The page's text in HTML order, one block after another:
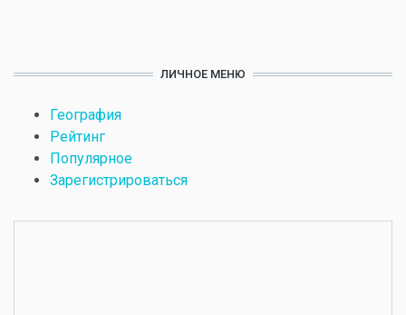
ЛИЧНОЕ МЕНЮ
География
Рейтинг
Популярное
Зарегистрироваться